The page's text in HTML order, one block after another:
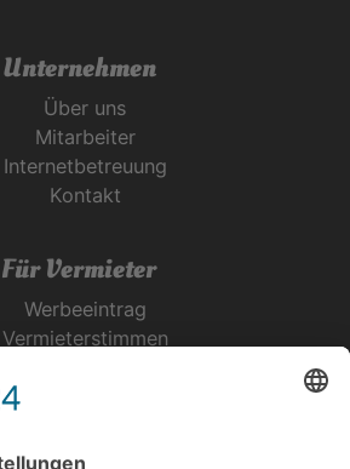
Unternehmen
Über uns
Mitarbeiter
Internetbetreuung
Kontakt
Für Vermieter
Werbeeintrag
Vermieterstimmen